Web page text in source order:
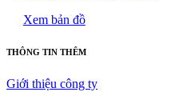
Xem bản đồ
THÔNG TIN THÊM
Giới thiệu công ty